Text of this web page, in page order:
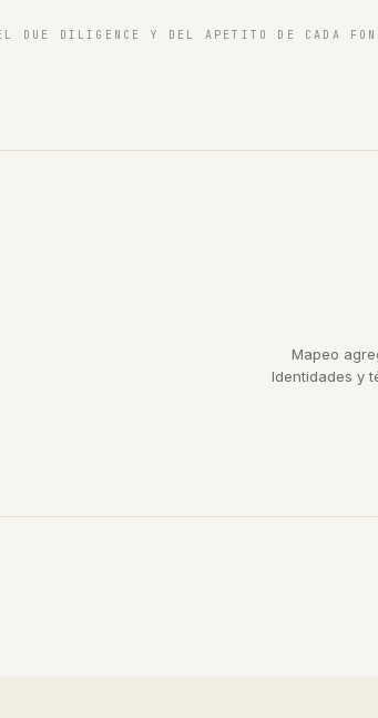
DUE DILIGENCE Y DEL APETITO DE CADA
Mapeo
Identidades y